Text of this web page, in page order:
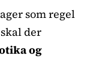
som regel
der
og